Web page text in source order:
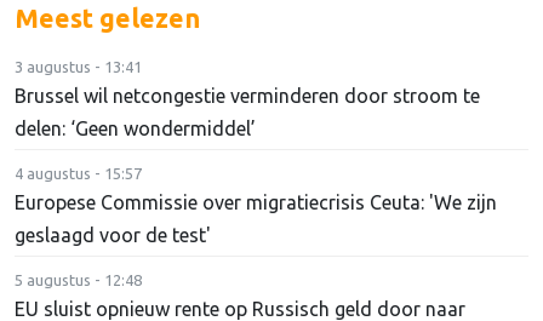
Meest gelezen
3 augustus - 13:41
Brussel wil netcongestie verminderen door stroom te
delen: ‘Geen wondermiddel’
4 augustus - 15:57
Europese Commissie over migratiecrisis Ceuta: 'We zijn
geslaagd voor de test'
5 augustus - 12:48
EU sluist opnieuw rente op Russisch geld door naar